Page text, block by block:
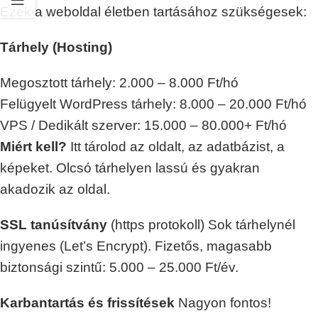
Ezek a weboldal életben tartásához szükségesek:
Tárhely (Hosting)
Megosztott tárhely: 2.000 – 8.000 Ft/hó
Felügyelt WordPress tárhely: 8.000 – 20.000 Ft/hó
VPS / Dedikált szerver: 15.000 – 80.000+ Ft/hó
Miért kell? Itt tárolod az oldalt, az adatbázist, a
képeket. Olcsó tárhelyen lassú és gyakran
akadozik az oldal.
SSL tanúsítvány (https protokoll) Sok tárhelynél
ingyenes (Let’s Encrypt). Fizetős, magasabb
biztonsági szintű: 5.000 – 25.000 Ft/év.
Karbantartás és frissítések Nagyon fontos!